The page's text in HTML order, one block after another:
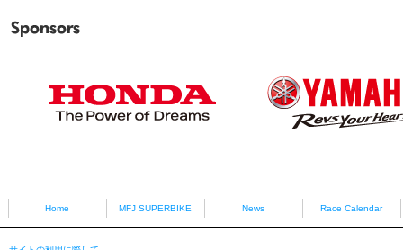
Home MFJ SUPERBIKE News Race Calendar